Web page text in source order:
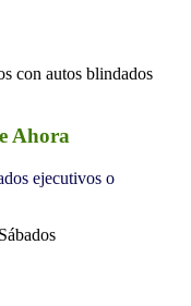
con autos blindados
Ahora
ejecutivos o